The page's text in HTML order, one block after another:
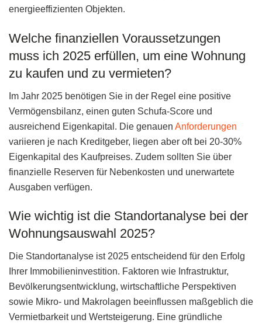
energieeffizienten Objekten.
Welche finanziellen Voraussetzungen
muss ich 2025 erfüllen, um eine Wohnung
zu kaufen und zu vermieten?
Im Jahr 2025 benötigen Sie in der Regel eine positive
Vermögensbilanz, einen guten Schufa-Score und
ausreichend Eigenkapital. Die genauen Anforderungen
variieren je nach Kreditgeber, liegen aber oft bei 20-30%
Eigenkapital des Kaufpreises. Zudem sollten Sie über
finanzielle Reserven für Nebenkosten und unerwartete
Ausgaben verfügen.
Wie wichtig ist die Standortanalyse bei der
Wohnungsauswahl 2025?
Die Standortanalyse ist 2025 entscheidend für den Erfolg
Ihrer Immobilieninvestition. Faktoren wie Infrastruktur,
Bevölkerungsentwicklung, wirtschaftliche Perspektiven
sowie Mikro- und Makrolagen beeinflussen maßgeblich die
Vermietbarkeit und Wertsteigerung. Eine gründliche